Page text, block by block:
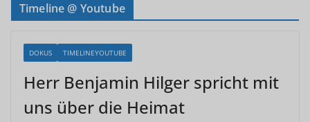
Timeline @ Youtube
DOKUS TIMELINEYOUTUBE
Herr Benjamin Hilger spricht mit
uns über die Heimat